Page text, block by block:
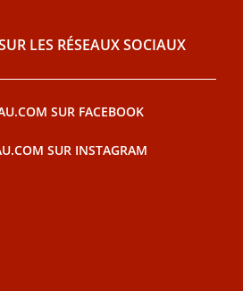
LES RÉSEAUX SOCIAUX
SUR FACEBOOK
SUR INSTAGRAM